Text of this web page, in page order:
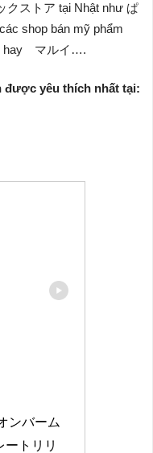
クストア tại Nhật như ぱ
shop bán mỹ phẩm
hay マルイ….
được yêu thích nhất tại:
ンバーム
ートリリ